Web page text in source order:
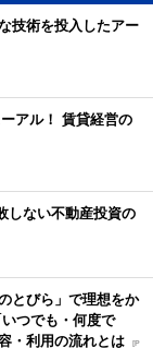
技術を投入したアー
アル！ 賃貸経営の
しない不動産投資の
とびら」で理想をか
つでも・何度で
・利用の流れとは [P